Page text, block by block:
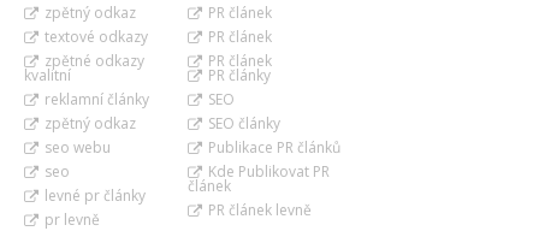
zpětný odkaz
textové odkazy
zpětné odkazy
kvalitní
reklamní články
zpětný odkaz
seo webu
seo
levné pr články
pr levně
PR článek
PR článek
PR článek
PR články
SEO
SEO články
Publikace PR článků
Kde Publikovat PR
článek
PR článek levně